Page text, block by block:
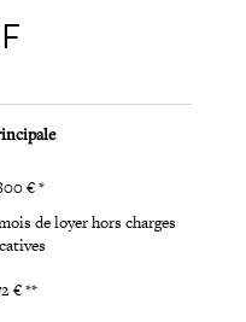
€ *
de loyer hors charges
€ **